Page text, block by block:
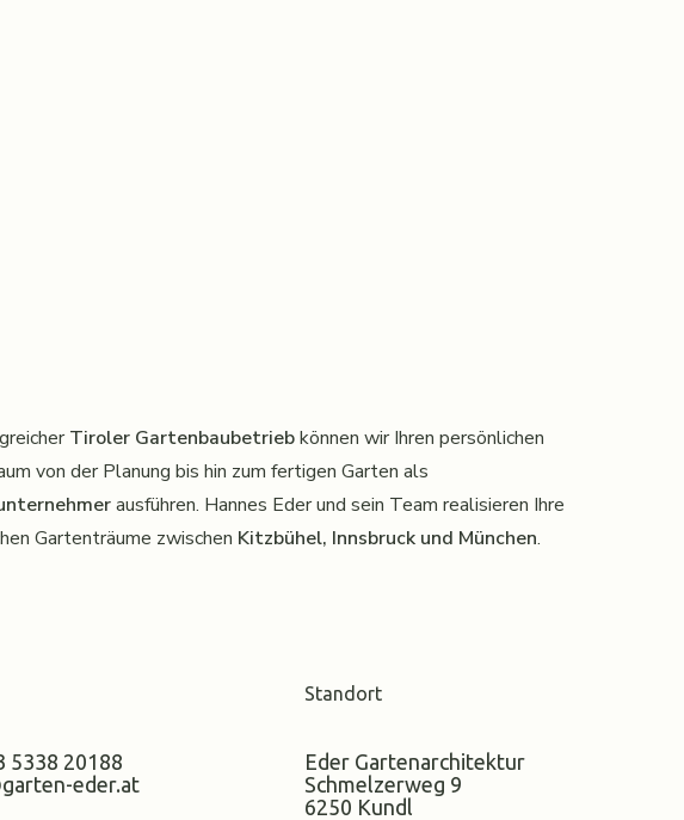
Tiroler Gartenbaubetriebkönnen wir Ihren persönlichen
von der Planung bis hin zum fertigen Garten als
ausführen. Hannes Eder und sein Team realisieren Ihre
Gartenträume zwischen Kitzbühel, Innsbruck und München.
5338 20188
eder.at
Standort
Eder Gartenarchitektur
Schmelzerweg 9
6250 Kundl